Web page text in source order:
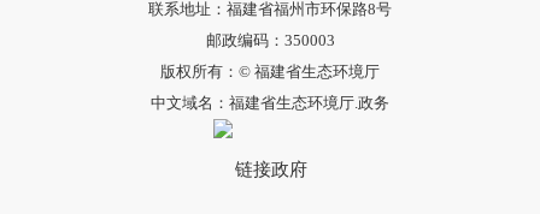
联系地址：福建省福州市环保路8号
邮政编码：350003
版权所有：© 福建省生态环境厅
中文域名：福建省生态环境厅.政务